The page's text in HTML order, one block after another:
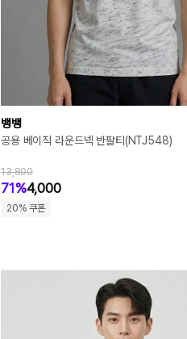
뱅뱅
공용 베이직 라운드넥 반팔티(NTJ548)
13,800
71%4,000
20% 쿠폰